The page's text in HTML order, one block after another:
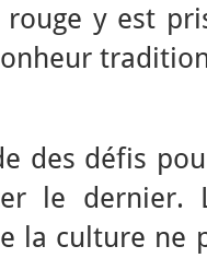
rouge y est
des défis
le
la culture ne